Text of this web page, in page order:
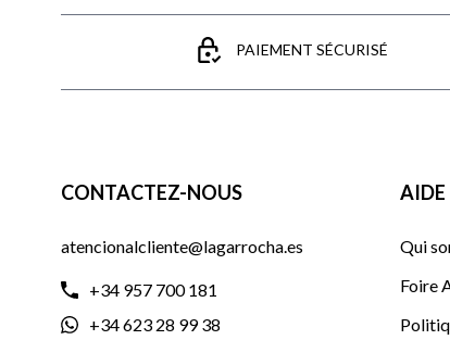
PAIEMENT SÉCURISÉ
CONTACTEZ-NOUS
atencionalcliente@lagarrocha.es
+34 957 700 181
+34 623 28 99 38
AIDE
Qui
Foire